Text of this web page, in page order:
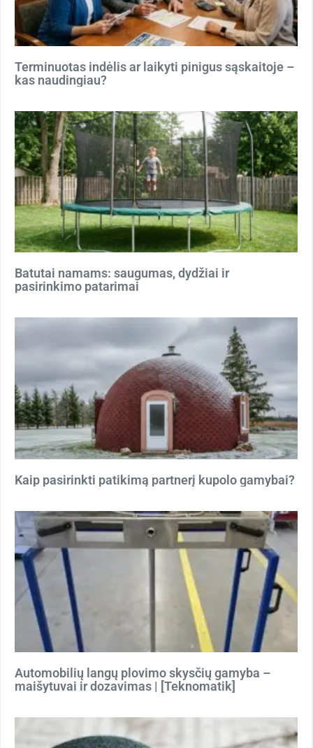
Terminuotas indėlis ar laikyti pinigus sąskaitoje –
kas naudingiau?
Batutai namams: saugumas, dydžiai ir
pasirinkimo patarimai
Kaip pasirinkti patikimą partnerį kupolo gamybai?
Automobilių langų plovimo skysčių gamyba –
maišytuvai ir dozavimas | [Teknomatik]